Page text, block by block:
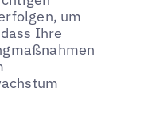
um
Ihre